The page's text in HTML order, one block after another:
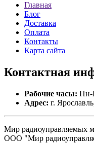
Главная
Блог
Доставка
Оплата
Контакты
Карта сайта
Контактная
Рабочие часы: Пн-
Адрес: г.
Мир радиоуправляемых
ООО "Мир